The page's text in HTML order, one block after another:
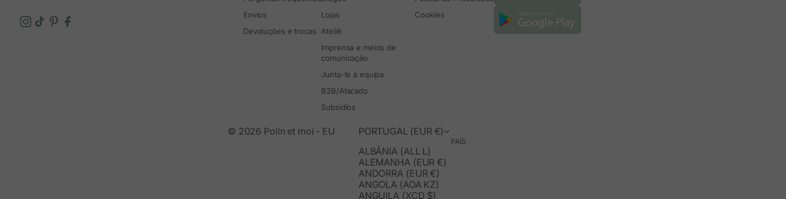
Envios
Devoluções e trocas
Lojas
Ateliê
Imprensa e meios de
comunicação
Junta-te à equipa
B2B/Atacado
Subsídios
Cookies
PORTUGAL (EUR €)
PAÍS
ALBÂNIA (ALL L)
ALEMANHA (EUR €)
ANDORRA (EUR €)
ANGOLA (AOA KZ)
ANGUILA (XCD $)
© 2026 Polín et moi - EU